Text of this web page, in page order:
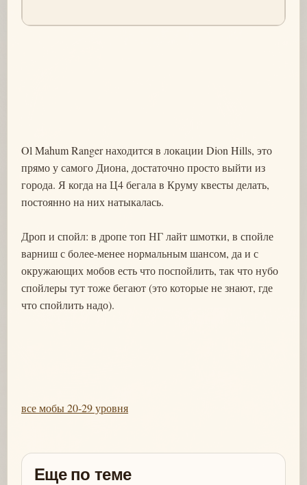
Ol Mahum Ranger находится в локации Dion Hills, это
прямо у самого Диона, достаточно просто выйти из
города. Я когда на Ц4 бегала в Круму квесты делать,
постоянно на них натыкалась.
Дроп и спойл: в дропе топ НГ лайт шмотки, в спойле
варниш с более-менее нормальным шансом, да и с
окружающих мобов есть что поспойлить, так что нубо
спойлеры тут тоже бегают (это которые не знают, где
что спойлить надо).
все мобы 20-29 уровня
Еще по теме